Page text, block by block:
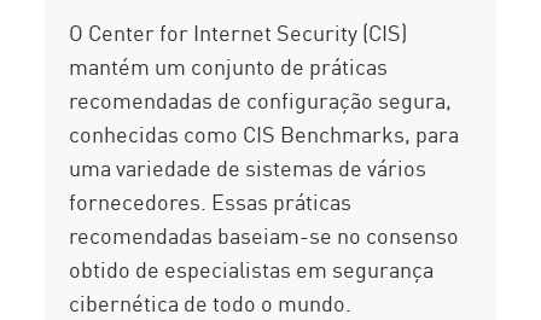
O Center for Internet Security (CIS)
mantém um conjunto de práticas
recomendadas de configuração segura,
conhecidas como CIS Benchmarks, para
uma variedade de sistemas de vários
fornecedores. Essas práticas
recomendadas baseiam-se no consenso
obtido de especialistas em segurança
cibernética de todo o mundo.